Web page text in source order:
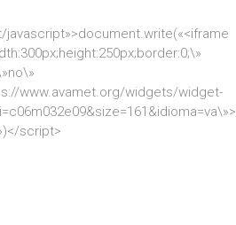
javascript»>document.write(«<iframe
www.avamet.org/widgets/widget-
script>